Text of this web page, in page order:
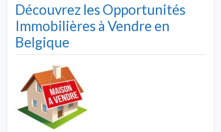
Découvrez les Opportunités
Immobilières à Vendre en
Belgique